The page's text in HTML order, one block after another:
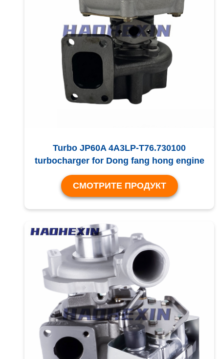
Turbo JP60A 4A3LP-T76.730100
turbocharger for Dong fang hong engine
СМОТРИТЕ ПРОДУКТ